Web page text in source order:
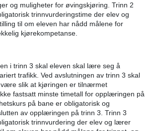
og muligheter for øvingskjøring. Trinn 2
trinnvurderingstime der elev og
til om eleven har nådd målene for
kjørekompetanse.
i trinn 3 skal eleven skal lære seg å
trafikk. Ved avslutningen av trinn 3 skal
slik at kjøringen er tilnærmet
fastsatt minste timetall for opplæringen på
på bane er obligatorisk og
av opplæringen på trinn 3. Trinn 3
trinnvurdering der elev og lærer